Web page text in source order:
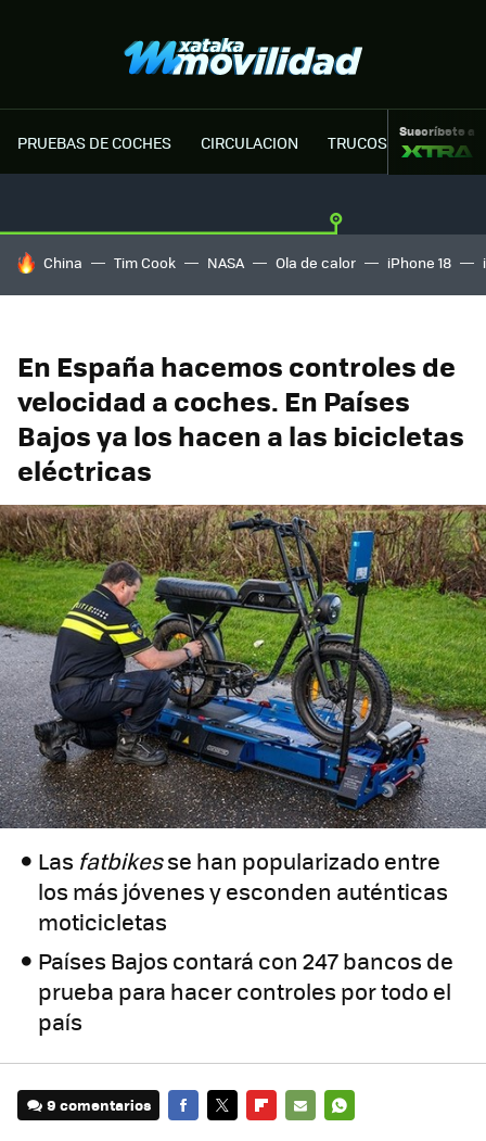
PRUEBAS DE COCHES CIRCULACION TRUCOS MOTOR
Suscríbete a
HOY SE HABLA DE
China Tim Cook NASA Ola de calor iPhone 18
En España hacemos controles de
velocidad a coches. En Países
Bajos ya los hacen a las bicicletas
eléctricas
Las fatbikesse han popularizado entre
los más jóvenes y esconden auténticas
moticicletas
Países Bajos contará con 247 bancos de
prueba para hacer controles por todo el
país
9 comentarios